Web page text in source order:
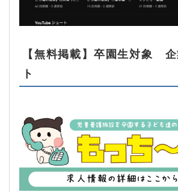
【無料掲載】卒園生対象
ト